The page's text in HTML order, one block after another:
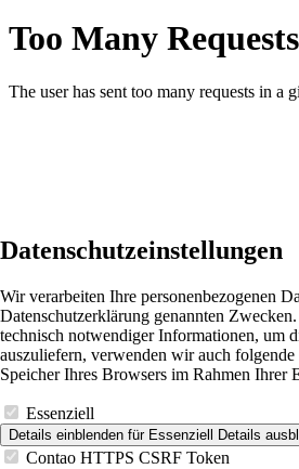
Datenschutzeinstellungen
Wir verarbeiten Ihre personenbezogenen
Datenschutzerklärung genannten
technisch notwendiger Informationen, um
auszuliefern, verwenden wir auch
Speicher Ihres Browsers im Rahmen Ihrer
Essenziell
Details einblenden für Essenziell Details
Contao HTTPS CSRF Token